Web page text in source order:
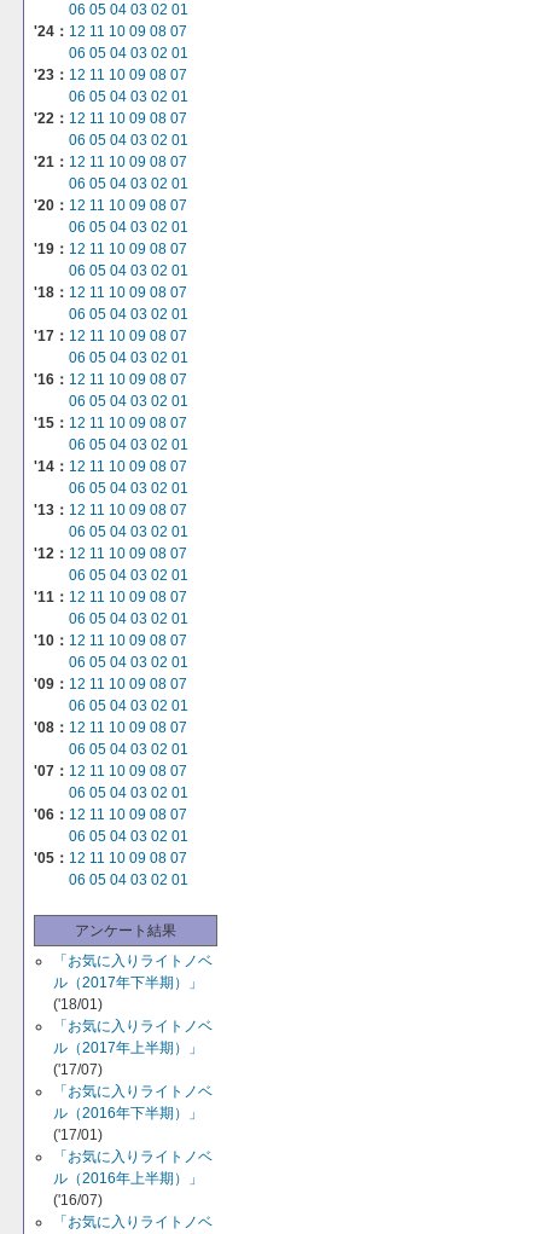
06 05 04 03 02 01
'24： 12 11 10 09 08 07
06 05 04 03 02 01
'23： 12 11 10 09 08 07
06 05 04 03 02 01
'22： 12 11 10 09 08 07
06 05 04 03 02 01
'21： 12 11 10 09 08 07
06 05 04 03 02 01
'20： 12 11 10 09 08 07
06 05 04 03 02 01
'19： 12 11 10 09 08 07
06 05 04 03 02 01
'18： 12 11 10 09 08 07
06 05 04 03 02 01
'17： 12 11 10 09 08 07
06 05 04 03 02 01
'16： 12 11 10 09 08 07
06 05 04 03 02 01
'15： 12 11 10 09 08 07
06 05 04 03 02 01
'14： 12 11 10 09 08 07
06 05 04 03 02 01
'13： 12 11 10 09 08 07
06 05 04 03 02 01
'12： 12 11 10 09 08 07
06 05 04 03 02 01
'11： 12 11 10 09 08 07
06 05 04 03 02 01
'10： 12 11 10 09 08 07
06 05 04 03 02 01
'09： 12 11 10 09 08 07
06 05 04 03 02 01
'08： 12 11 10 09 08 07
06 05 04 03 02 01
'07： 12 11 10 09 08 07
06 05 04 03 02 01
'06： 12 11 10 09 08 07
06 05 04 03 02 01
'05： 12 11 10 09 08 07
06 05 04 03 02 01
アンケート結果
「お気に入りライトノベ
ル（2017年下半期）」
('18/01)
「お気に入りライトノベ
ル（2017年上半期）」
('17/07)
「お気に入りライトノベ
ル（2016年下半期）」
('17/01)
「お気に入りライトノベ
ル（2016年上半期）」
('16/07)
「お気に入りライトノベ